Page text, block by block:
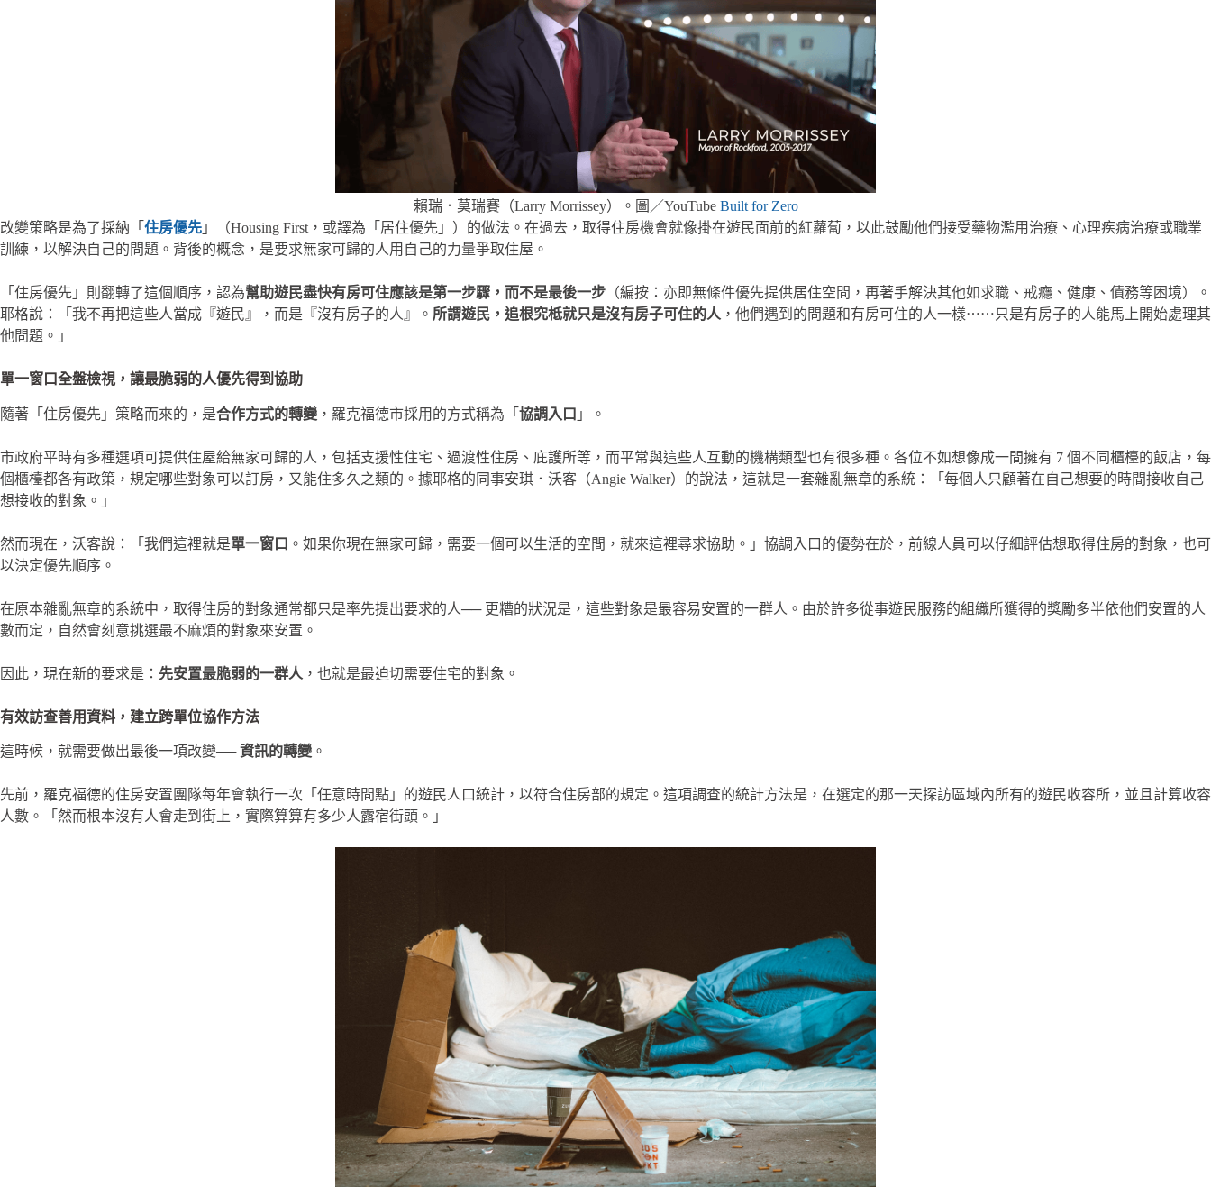
賴瑞．莫瑞賽（Larry Morrissey）。圖／YouTube Built for Zero
改變策略是為了採納「 住房優先 」（Housing First，或譯為「居住優先」）的做法。在過去，取得住房機會就像掛在遊民面前的紅蘿蔔，以此鼓勵他們接受藥物濫用治療、心理疾病治療或職業
訓練，以解決自己的問題。背後的概念，是要求無家可歸的人用自己的力量爭取住屋。
「住房優先」則翻轉了這個順序，認為幫助遊民盡快有房可住應該是第一步驟，而不是最後一步 （編按：亦即無條件優先提供居住空間，再著手解決其他如求職、戒癮、健康、債務等困境）。
耶格說：「我不再把這些人當成『遊民』，而是『沒有房子的人』。 所謂遊民，追根究柢就只是沒有房子可住的人 ，他們遇到的問題和有房可住的人一樣⋯⋯只是有房子的人能馬上開始處理其
他問題。」
單一窗口全盤檢視，讓最脆弱的人優先得到協助
隨著「住房優先」策略而來的，是合作方式的轉變 ，羅克福德市採用的方式稱為「 協調入口 」。
市政府平時有多種選項可提供住屋給無家可歸的人，包括支援性住宅、過渡性住房、庇護所等，而平常與這些人互動的機構類型也有很多種。各位不如想像成一間擁有 7 個不同櫃檯的飯店，每
個櫃檯都各有政策，規定哪些對象可以訂房，又能住多久之類的。據耶格的同事安琪．沃客（Angie Walker）的說法，這就是一套雜亂無章的系統：「每個人只顧著在自己想要的時間接收自己
想接收的對象。」
然而現在，沃客說：「我們這裡就是單一窗口 。如果你現在無家可歸，需要一個可以生活的空間，就來這裡尋求協助。」協調入口的優勢在於，前線人員可以仔細評估想取得住房的對象，也可
以決定優先順序。
在原本雜亂無章的系統中，取得住房的對象通常都只是率先提出要求的人── 更糟的狀況是，這些對象是最容易安置的一群人。由於許多從事遊民服務的組織所獲得的獎勵多半依他們安置的人
數而定，自然會刻意挑選最不麻煩的對象來安置。
因此，現在新的要求是： 先安置最脆弱的一群人 ，也就是最迫切需要住宅的對象。
有效訪查善用資料，建立跨單位協作方法
這時候，就需要做出最後一項改變──資訊的轉變 。
先前，羅克福德的住房安置團隊每年會執行一次「任意時間點」的遊民人口統計，以符合住房部的規定。這項調查的統計方法是，在選定的那一天探訪區域內所有的遊民收容所，並且計算收容
人數。「然而根本沒有人會走到街上，實際算算有多少人露宿街頭。」